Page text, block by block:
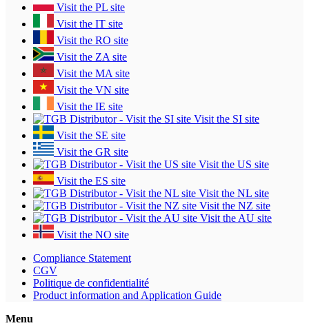
Visit the PL site
Visit the IT site
Visit the RO site
Visit the ZA site
Visit the MA site
Visit the VN site
Visit the IE site
Visit the SI site
Visit the SE site
Visit the GR site
Visit the US site
Visit the ES site
Visit the NL site
Visit the NZ site
Visit the AU site
Visit the NO site
Compliance Statement
CGV
Politique de confidentialité
Product information and Application Guide
Menu